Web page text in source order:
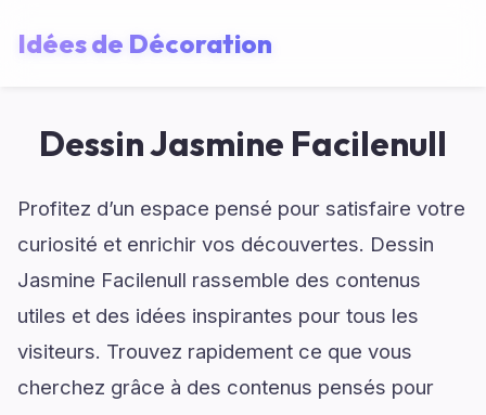
Idées de Décoration
Dessin Jasmine Facilenull
Profitez d’un espace pensé pour satisfaire votre
curiosité et enrichir vos découvertes. Dessin
Jasmine Facilenull rassemble des contenus
utiles et des idées inspirantes pour tous les
visiteurs. Trouvez rapidement ce que vous
cherchez grâce à des contenus pensés pour